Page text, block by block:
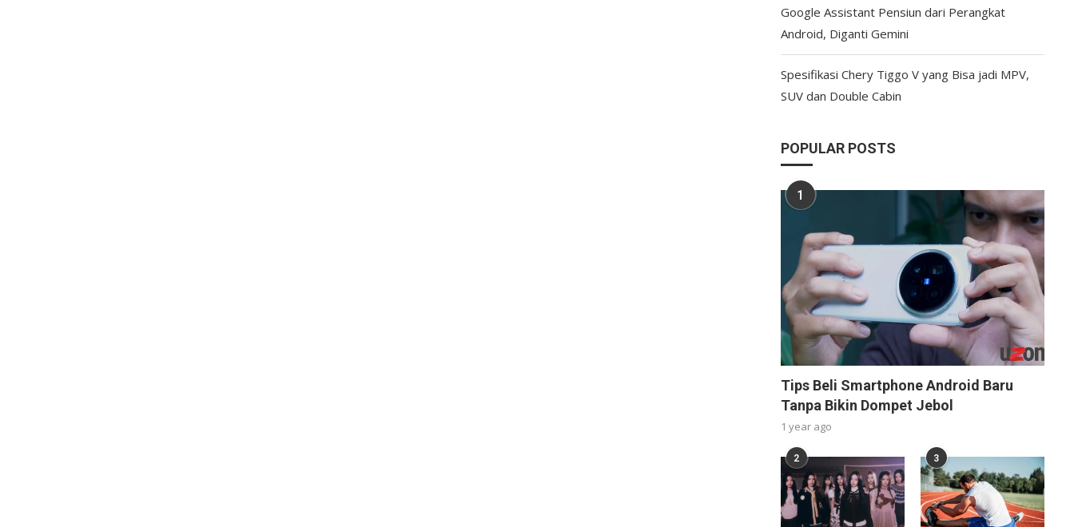
Google Assistant Pensiun dari Perangkat
Android, Diganti Gemini
Spesifikasi Chery Tiggo V yang Bisa jadi MPV,
SUV dan Double Cabin
POPULAR POSTS
1
Tips Beli Smartphone Android Baru
Tanpa Bikin Dompet Jebol
1 year ago
2 3